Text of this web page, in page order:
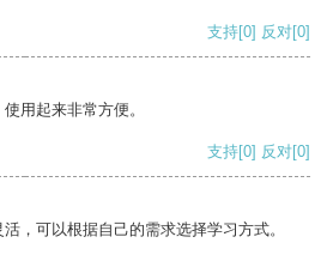
支持[0] 反对[0]
用起来非常方便。
支持[0] 反对[0]
，可以根据自己的需求选择学习方式。